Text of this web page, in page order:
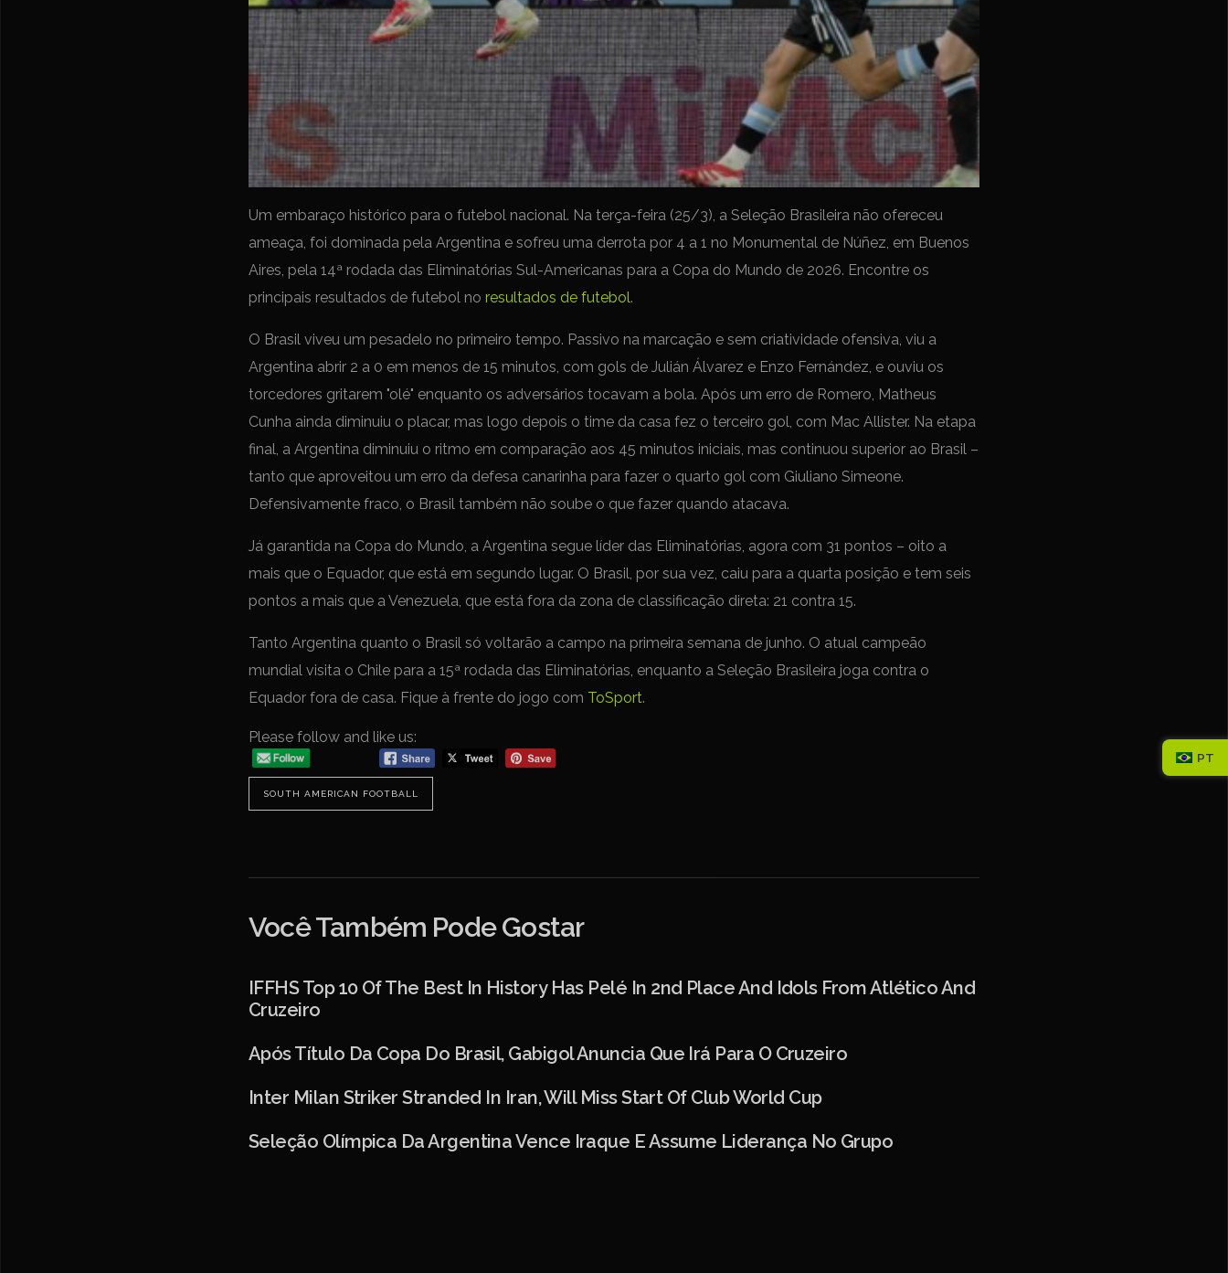
Um embaraço histórico para o futebol nacional. Na terça-feira (25/3), a Seleção Brasileira não ofereceu
ameaça, foi dominada pela Argentina e sofreu uma derrota por 4 a 1 no Monumental de Núñez, em Buenos
Aires, pela 14ª rodada das Eliminatórias Sul-Americanas para a Copa do Mundo de 2026. Encontre os
principais resultados de futebol no resultados de futebol.
O Brasil viveu um pesadelo no primeiro tempo. Passivo na marcação e sem criatividade ofensiva, viu a
Argentina abrir 2 a 0 em menos de 15 minutos, com gols de Julián Álvarez e Enzo Fernández, e ouviu os
torcedores gritarem "olé" enquanto os adversários tocavam a bola. Após um erro de Romero, Matheus
Cunha ainda diminuiu o placar, mas logo depois o time da casa fez o terceiro gol, com Mac Allister. Na etapa
final, a Argentina diminuiu o ritmo em comparação aos 45 minutos iniciais, mas continuou superior ao Brasil –
tanto que aproveitou um erro da defesa canarinha para fazer o quarto gol com Giuliano Simeone.
Defensivamente fraco, o Brasil também não soube o que fazer quando atacava.
Já garantida na Copa do Mundo, a Argentina segue líder das Eliminatórias, agora com 31 pontos – oito a
mais que o Equador, que está em segundo lugar. O Brasil, por sua vez, caiu para a quarta posição e tem seis
pontos a mais que a Venezuela, que está fora da zona de classificação direta: 21 contra 15.
Tanto Argentina quanto o Brasil só voltarão a campo na primeira semana de junho. O atual campeão
mundial visita o Chile para a 15ª rodada das Eliminatórias, enquanto a Seleção Brasileira joga contra o
Equador fora de casa. Fique à frente do jogo com ToSport.
Please follow and like us:
SOUTH AMERICAN FOOTBALL
Você Também Pode Gostar
IFFHS Top 10 Of The Best In History Has Pelé In 2nd Place And Idols From Atlético And
Cruzeiro
Após Título Da Copa Do Brasil, Gabigol Anuncia Que Irá Para O Cruzeiro
Inter Milan Striker Stranded In Iran, Will Miss Start Of Club World Cup
Seleção Olímpica Da Argentina Vence Iraque E Assume Liderança No Grupo
PT